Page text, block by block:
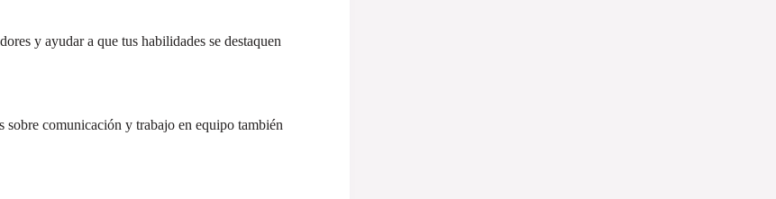
y ayudar a que tus habilidades se destaquen
comunicación y trabajo en equipo también